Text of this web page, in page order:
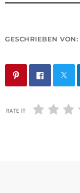
GESCHRIEBEN VON:
RATE IT